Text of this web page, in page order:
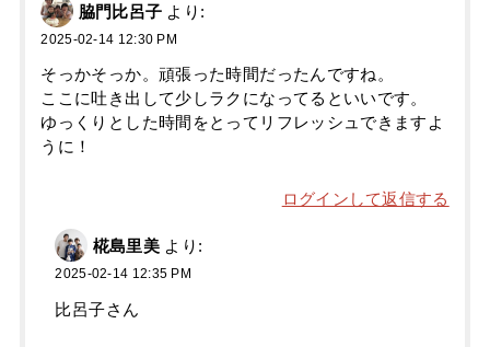
脇門比呂子 より:
2025-02-14 12:30 PM
そっかそっか。頑張った時間だったんですね。
ここに吐き出して少しラクになってるといいです。
ゆっくりとした時間をとってリフレッシュできますよ
うに！
ログインして返信する
椛島里美 より:
2025-02-14 12:35 PM
比呂子さん